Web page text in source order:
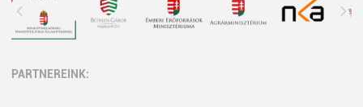
PARTNEREINK: